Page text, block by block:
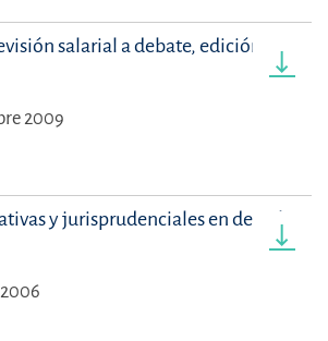
salarial a debate, edición
2009
y jurisprudenciales en derecho